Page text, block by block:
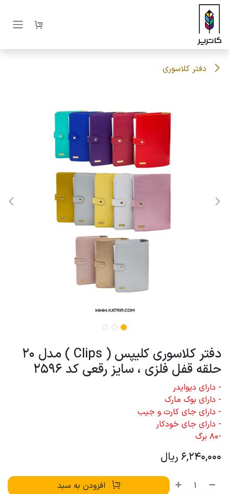
صرف نظر و مشاهده محتوا
دفتر کلاسوری
دفتر کلاسوری کلیپس ( Clips ) مدل 20
حلقه قفل فلزی ، سایز رقعی کد 2596
- دارای دیوایدر
- دارای بوک مارک
- دارای جای کارت و جیب
- دارای جای خودکار
-80 برگ
6,240,000 ریال
افزودن به سبد